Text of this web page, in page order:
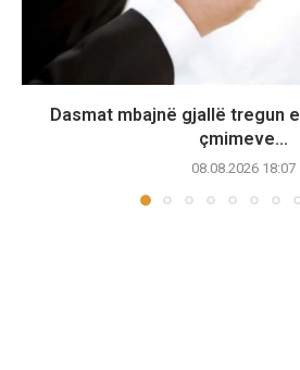
Dasmat mbajnë gjallë tregun
çmimeve...
08.08.2026 18:07